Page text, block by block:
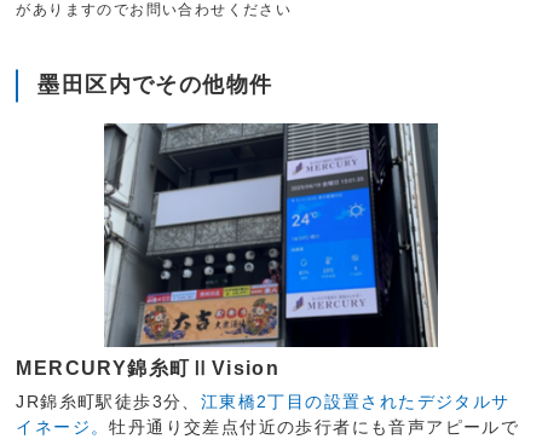
がありますのでお問い合わせください
墨田区内でその他物件
MERCURY錦糸町ⅡVision
JR錦糸町駅徒歩3分、 江東橋2丁目の設置されたデジタルサ
イネージ。牡丹通り交差点付近の歩行者にも音声アピールで